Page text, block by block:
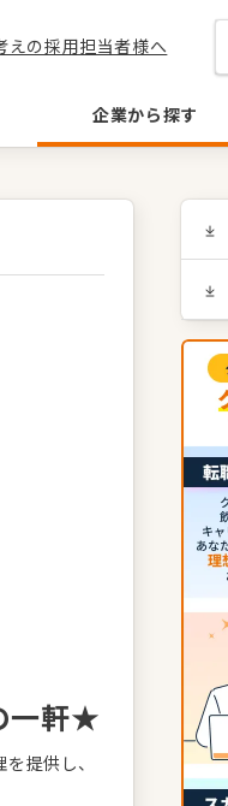
えの採用担当者様へ
企業から探す
一軒★
提供し、